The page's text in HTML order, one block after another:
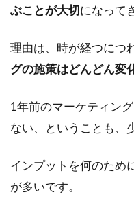
ぶことが大切になって
理由は、時が経つにつ
グの施策はどんどん変
1年前のマーケティン
ない、ということも、
インプットを何のため
が多いです。